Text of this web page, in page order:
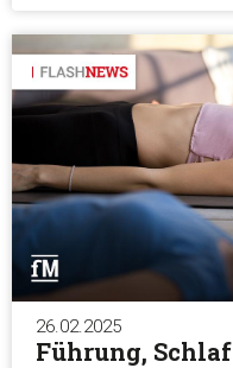
26.02.2025
Führung,